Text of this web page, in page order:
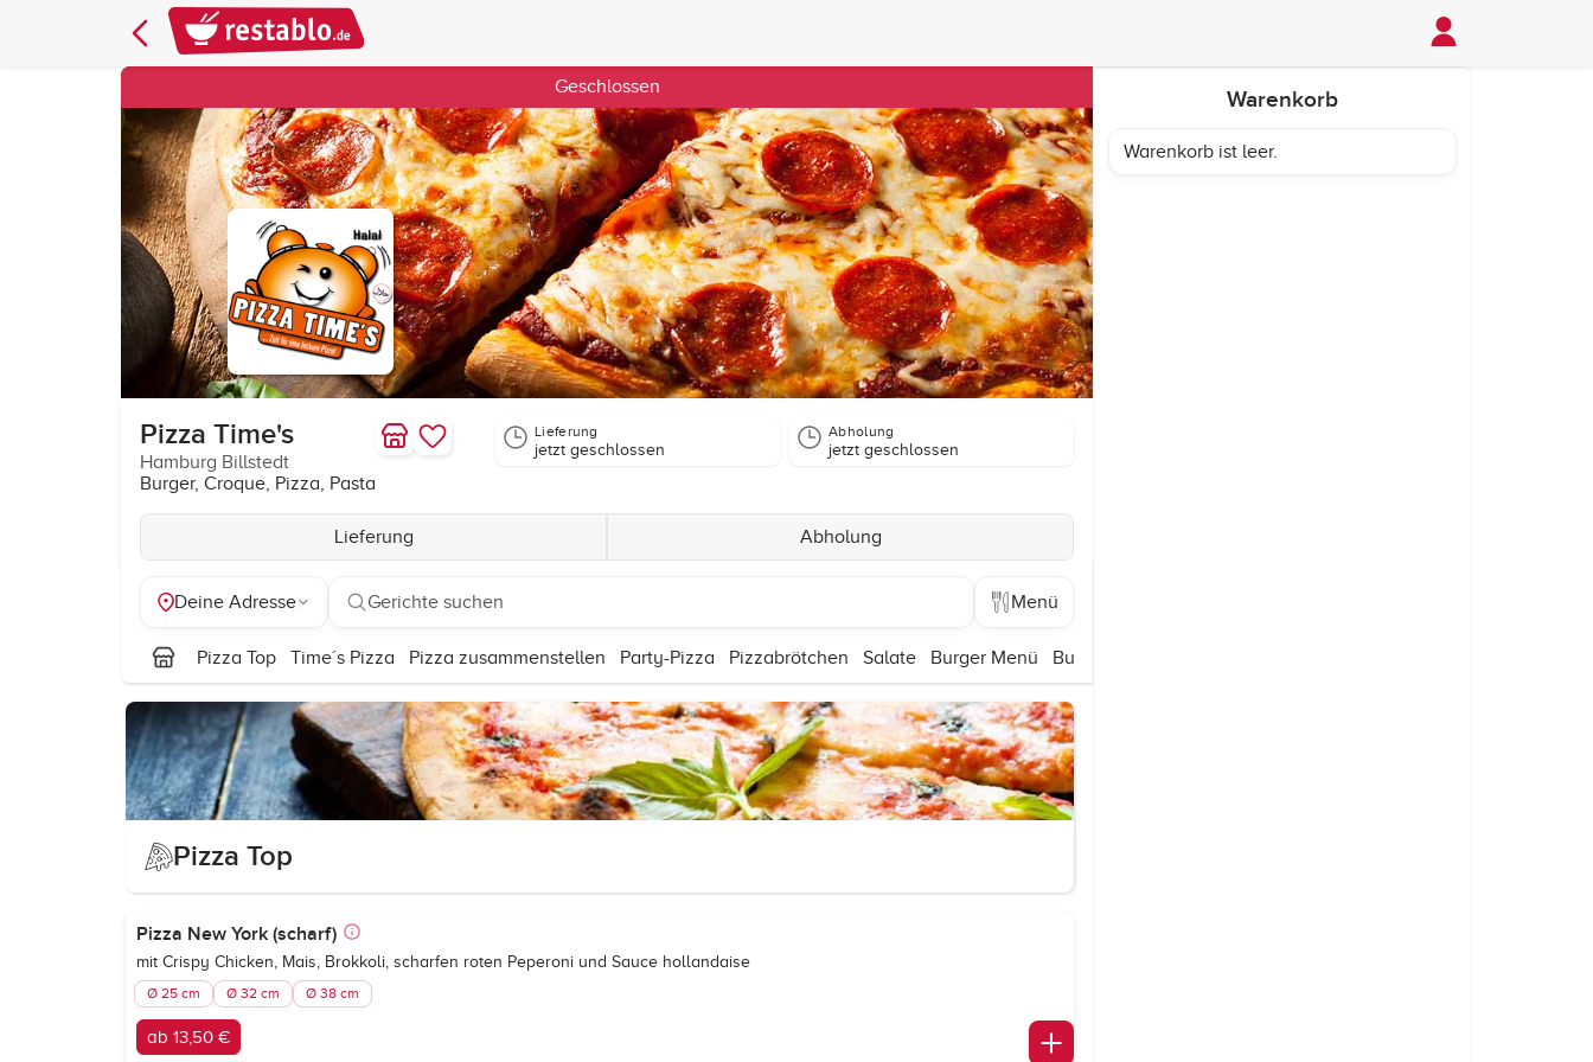
Geschlossen
Pizza Time's
Hamburg Billstedt
Burger, Croque, Pizza, Pasta
Lieferung
jetzt geschlossen
Abholung
jetzt geschlossen
Lieferung Abholung
Deine Adresse Gerichte suchen Menü
Pizza Top Time´s Pizza Pizza zusammenstellen Party-Pizza Pizzabrötchen Salate Burger Menü Burger
Pizza Top
Pizza New York (scharf)
mit Crispy Chicken, Mais, Brokkoli, scharfen roten Peperoni und Sauce hollandaise
Ø 25 cm Ø 32 cm Ø 38 cm
ab 13,50 €
Warenkorb
Warenkorb ist leer.